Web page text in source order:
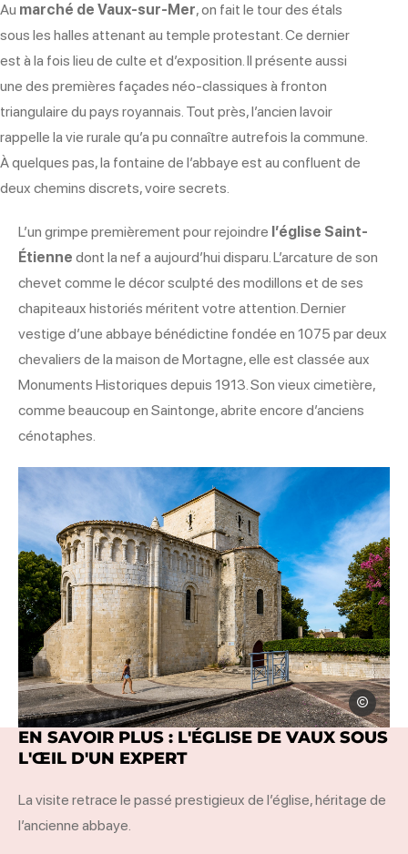
Au marché de Vaux-sur-Mer, on fait le tour des étals
sous les halles attenant au temple protestant. Ce dernier
est à la fois lieu de culte et d’exposition. Il présente aussi
une des premières façades néo-classiques à fronton
triangulaire du pays royannais. Tout près, l’ancien lavoir
rappelle la vie rurale qu’a pu connaître autrefois la commune.
À quelques pas, la fontaine de l’abbaye est au confluent de
deux chemins discrets, voire secrets.
l, © Thierry Avan
Thierry
L’un grimpe premièrement pour rejoindre l’église Saint-
Étienne dont la nef a aujourd’hui disparu. L’arcature de son
chevet comme le décor sculpté des modillons et de ses
chapiteaux historiés méritent votre attention. Dernier
vestige d’une abbaye bénédictine fondée en 1075 par deux
chevaliers de la maison de Mortagne, elle est classée aux
Monuments Historiques depuis 1913. Son vieux cimetière,
comme beaucoup en Saintonge, abrite encore d’anciens
cénotaphes.
EN SAVOIR PLUS : L'ÉGLISE DE VAUX SOUS
L'ŒIL D'UN EXPERT
La visite retrace le passé prestigieux de l’église, héritage de
l’ancienne abbaye.